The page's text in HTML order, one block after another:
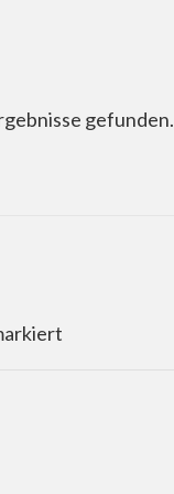
gefunden.